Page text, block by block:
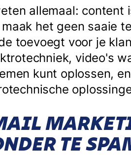
allemaal: content
maak het geen saaie
toevoegt voor je
video's
kunt oplossen,
TE